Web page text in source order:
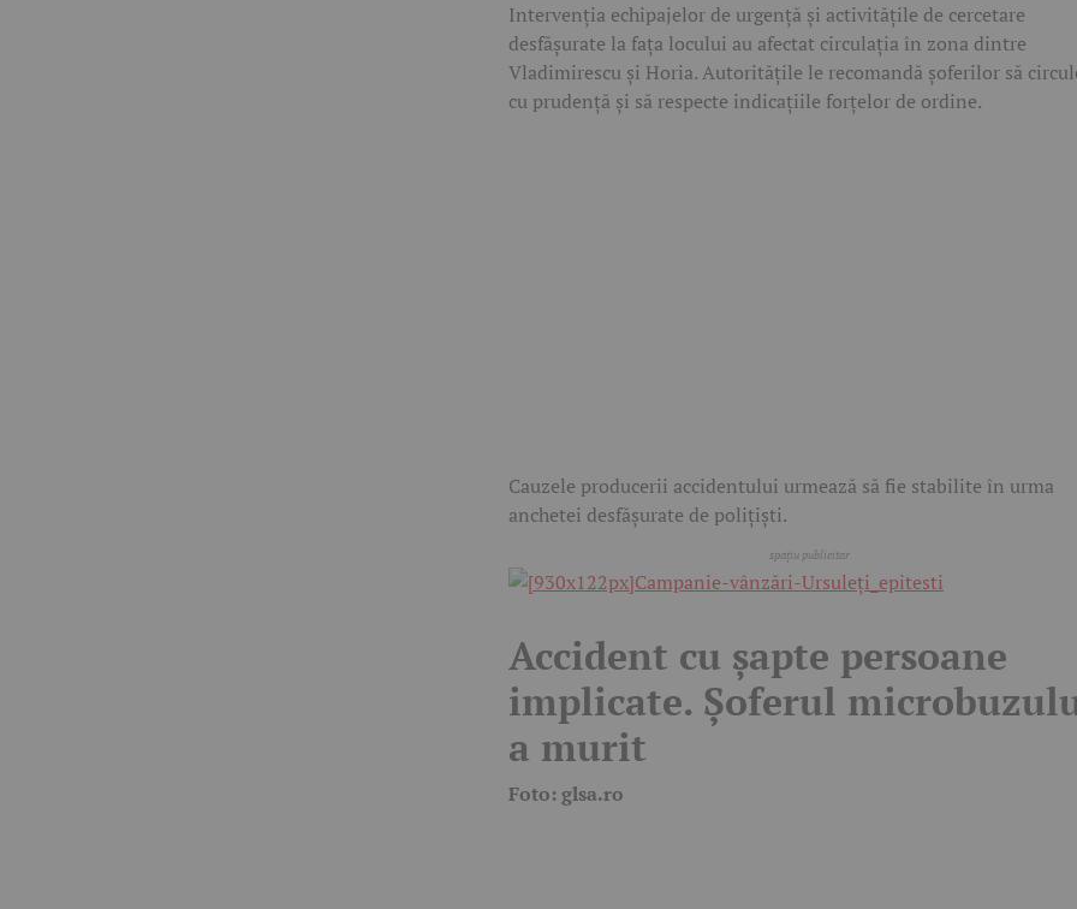
Intervenția echipajelor de urgență și activitățile de cercetare
desfășurate la fața locului au afectat circulația în zona dintre
Vladimirescu și Horia. Autoritățile le recomandă șoferilor să
cu prudență și să respecte indicațiile forțelor de ordine.
Cauzele producerii accidentului urmează să fie stabilite în urma
anchetei desfășurate de polițiști.
Accident cu șapte persoane
implicate. Șoferul
a murit
Foto: glsa.ro